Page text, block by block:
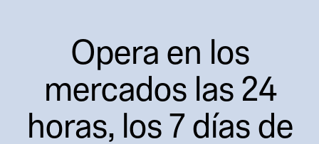
Opera en los
mercados las 24
horas, los 7 días de